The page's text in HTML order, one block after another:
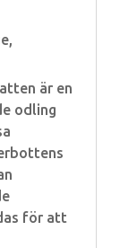
,
är en
odling
för att